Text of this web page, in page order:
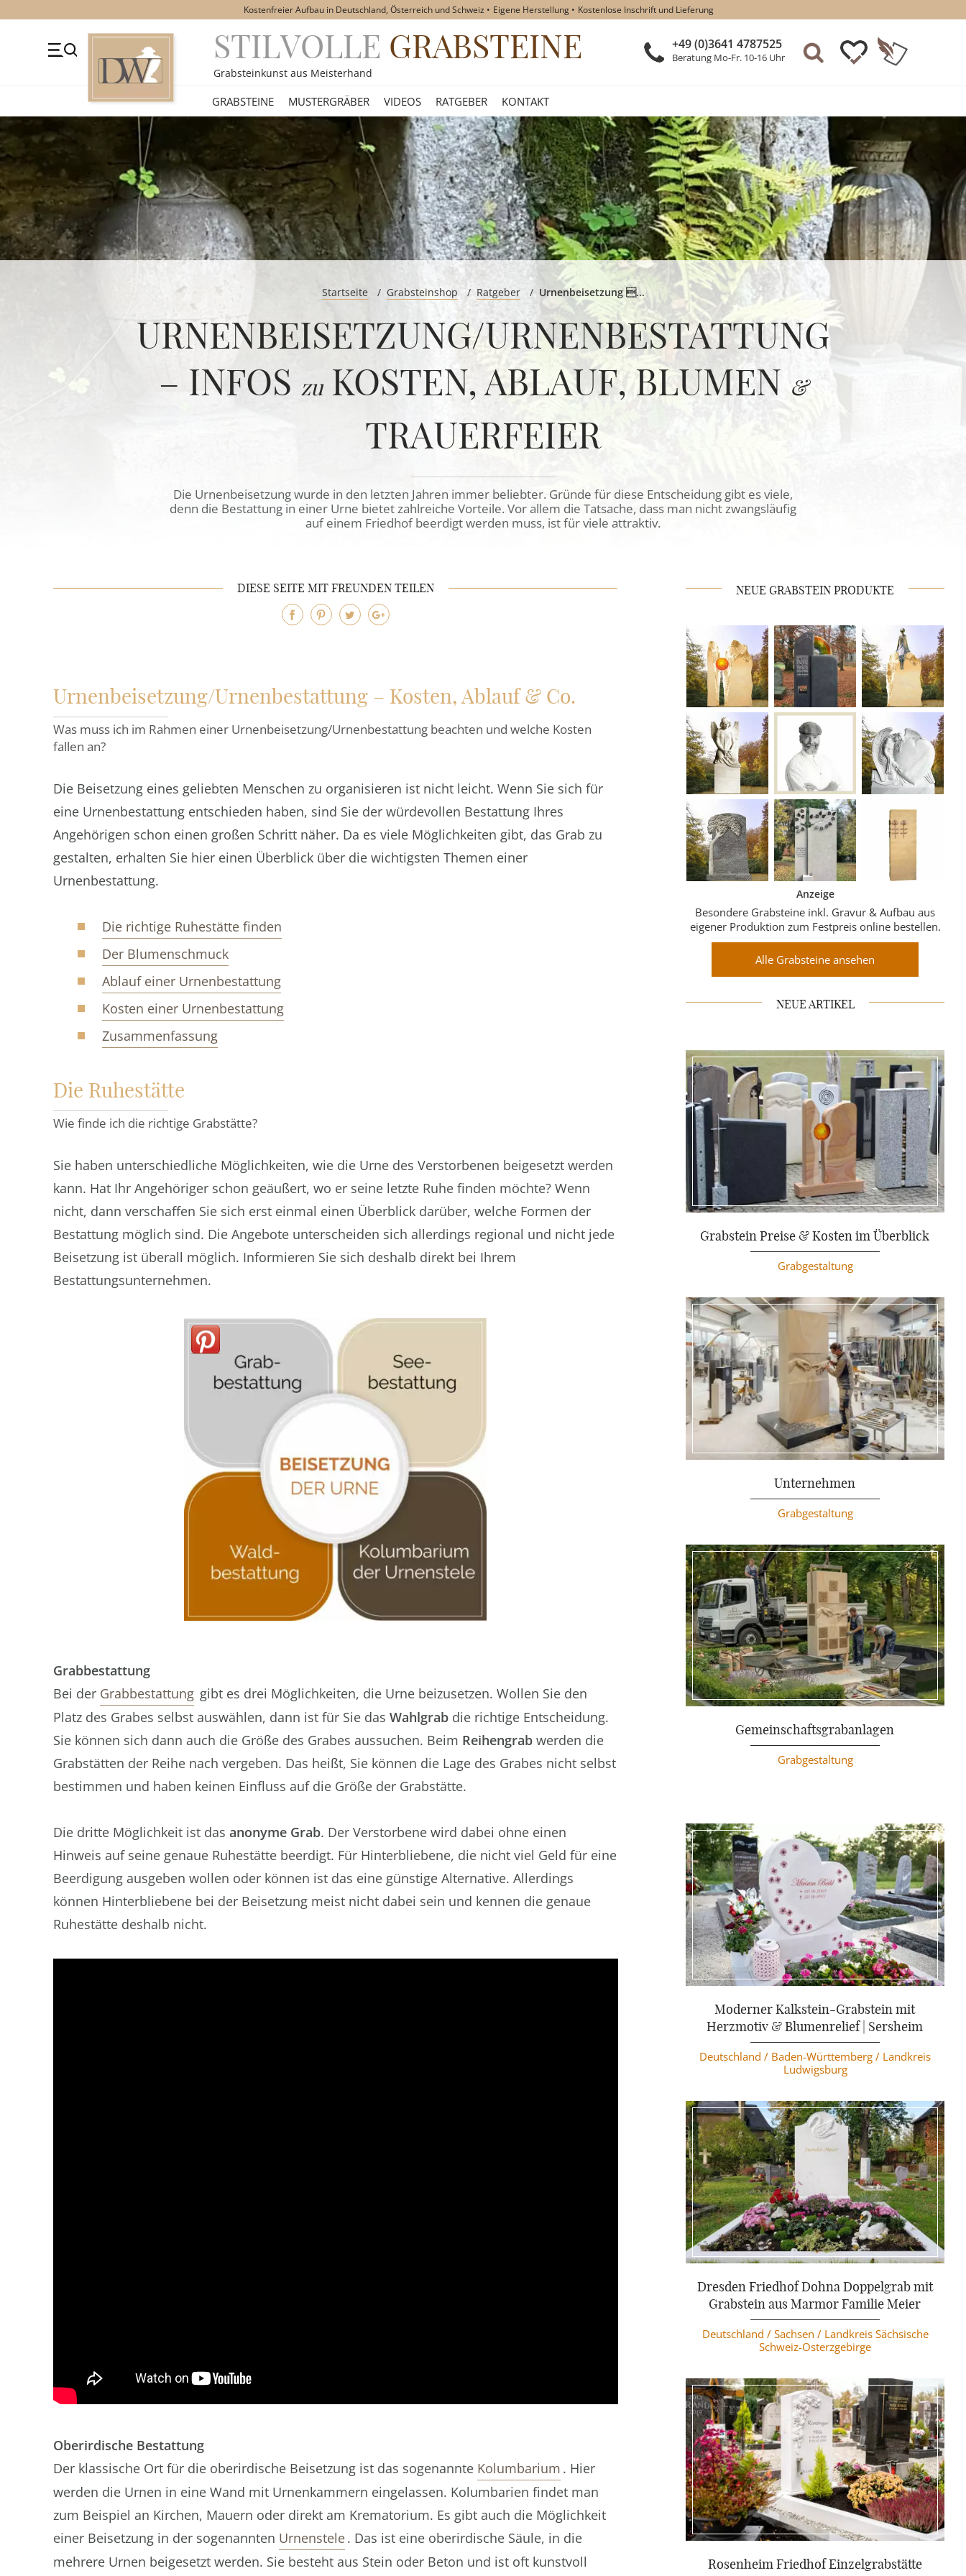
Kostenfreier Aufbau in Deutschland, Österreich und Schweiz Eigene Herstellung Kostenlose Inschrift und Lieferung
+49 (0)3641 4787525
Beratung Mo-Fr. 09-16 Uhr
Kontakt
GRABSTEINE
STILE
MOTIVE
MATERIAL
ÜBER UNS
VIDEOS
KONTAKT
REFERENZEN
STILVOLLE GRABSTEINE
Grabsteinkunst aus Meisterhand
+49 (0)3641 4787525
Beratung Mo-Fr. 10-16 Uhr
GRABSTEINE MUSTERGRÄBER VIDEOS RATGEBER KONTAKT
Startseite Grabsteinshop Ratgeber Urnenbeisetzung ...
URNENBEISETZUNG/URNENBESTATTUNG
– INFOS zuKOSTEN, ABLAUF, BLUMEN &
TRAUERFEIER
Die Urnenbeisetzung wurde in den letzten Jahren immer beliebter. Gründe für diese Entscheidung gibt es viele,
denn die Bestattung in einer Urne bietet zahlreiche Vorteile. Vor allem die Tatsache, dass man nicht zwangsläufig
auf einem Friedhof beerdigt werden muss, ist für viele attraktiv.
DIESE SEITE MIT FREUNDEN TEILEN
Urnenbeisetzung/Urnenbestattung – Kosten, Ablauf & Co.
Was muss ich im Rahmen einer Urnenbeisetzung/Urnenbestattung beachten und welche Kosten
fallen an?
Die Beisetzung eines geliebten Menschen zu organisieren ist nicht leicht. Wenn Sie sich für
eine Urnenbestattung entschieden haben, sind Sie der würdevollen Bestattung Ihres
Angehörigen schon einen großen Schritt näher. Da es viele Möglichkeiten gibt, das Grab zu
gestalten, erhalten Sie hier einen Überblick über die wichtigsten Themen einer
Urnenbestattung.
Die richtige Ruhestätte finden
Der Blumenschmuck
Ablauf einer Urnenbestattung
Kosten einer Urnenbestattung
Zusammenfassung
Die Ruhestätte
Wie finde ich die richtige Grabstätte?
Sie haben unterschiedliche Möglichkeiten, wie die Urne des Verstorbenen beigesetzt werden
kann. Hat Ihr Angehöriger schon geäußert, wo er seine letzte Ruhe finden möchte? Wenn
nicht, dann verschaffen Sie sich erst einmal einen Überblick darüber, welche Formen der
Bestattung möglich sind. Die Angebote unterscheiden sich allerdings regional und nicht jede
Beisetzung ist überall möglich. Informieren Sie sich deshalb direkt bei Ihrem
Bestattungsunternehmen.
Grabbestattung
Bei der Grabbestattung gibt es drei Möglichkeiten, die Urne beizusetzen. Wollen Sie den
Platz des Grabes selbst auswählen, dann ist für Sie das Wahlgrab die richtige Entscheidung.
Sie können sich dann auch die Größe des Grabes aussuchen. Beim Reihengrabwerden die
Grabstätten der Reihe nach vergeben. Das heißt, Sie können die Lage des Grabes nicht selbst
bestimmen und haben keinen Einfluss auf die Größe der Grabstätte.
Die dritte Möglichkeit ist das anonyme Grab. Der Verstorbene wird dabei ohne einen
Hinweis auf seine genaue Ruhestätte beerdigt. Für Hinterbliebene, die nicht viel Geld für eine
Beerdigung ausgeben wollen oder können ist das eine günstige Alternative. Allerdings
können Hinterbliebene bei der Beisetzung meist nicht dabei sein und kennen die genaue
Ruhestätte deshalb nicht.
Oberirdische Bestattung
Der klassische Ort für die oberirdische Beisetzung ist das sogenannte Kolumbarium . Hier
werden die Urnen in eine Wand mit Urnenkammern eingelassen. Kolumbarien findet man
zum Beispiel an Kirchen, Mauern oder direkt am Krematorium. Es gibt auch die Möglichkeit
einer Beisetzung in der sogenannten Urnenstele. Das ist eine oberirdische Säule, in die
mehrere Urnen beigesetzt werden. Sie besteht aus Stein oder Beton und ist oft kunstvoll
NEUE GRABSTEIN PRODUKTE
Anzeige
Besondere Grabsteine inkl. Gravur & Aufbau aus
eigener Produktion zum Festpreis online bestellen.
Alle Grabsteine ansehen
NEUE ARTIKEL
Weiterlesen
Grabstein Preise & Kosten im Überblick
Grabgestaltung
Weiterlesen
Unternehmen
Grabgestaltung
Weiterlesen
Gemeinschaftsgrabanlagen
Grabgestaltung
Weiterlesen
Moderner Kalkstein-Grabstein mit
Herzmotiv & Blumenrelief | Sersheim
Deutschland / Baden-Württemberg / Landkreis
Ludwigsburg
Weiterlesen
Dresden Friedhof Dohna Doppelgrab mit
Grabstein aus Marmor Familie Meier
Deutschland / Sachsen / Landkreis Sächsische
Schweiz-Osterzgebirge
Weiterlesen
Rosenheim Friedhof Einzelgrabstätte